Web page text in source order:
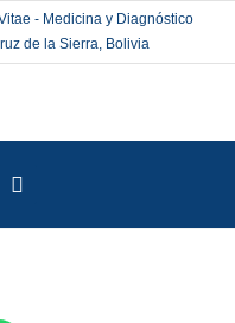
- Medicina y Diagnóstico
de la Sierra, Bolivia